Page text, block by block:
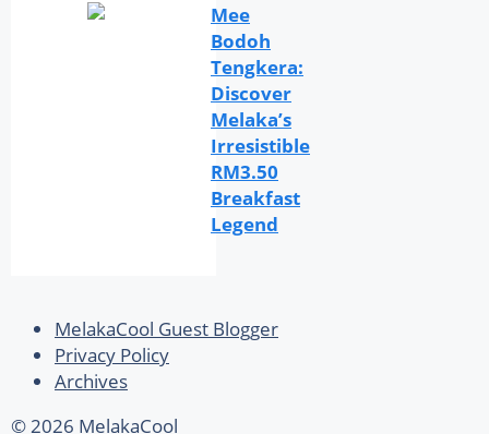
Mee
Bodoh
Tengkera:
Discover
Melaka’s
Irresistible
RM3.50
Breakfast
Legend
MelakaCool Guest Blogger
Privacy Policy
Archives
© 2026 MelakaCool